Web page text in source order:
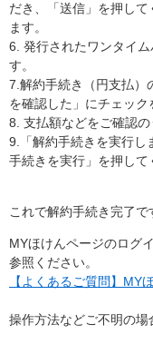
だき、「送信」を押し
ます。
6. 発行されたワンタイ
す。
7.解約手続き（円支払）
を確認した」にチェック
8. 支払額などをご確認の
9.「解約手続きを実行し
手続きを実行」を押して
これで解約手続き完了で
MYほけんページのログ
参照ください。
【よくあるご質問】MY
操作方法などご不明の場